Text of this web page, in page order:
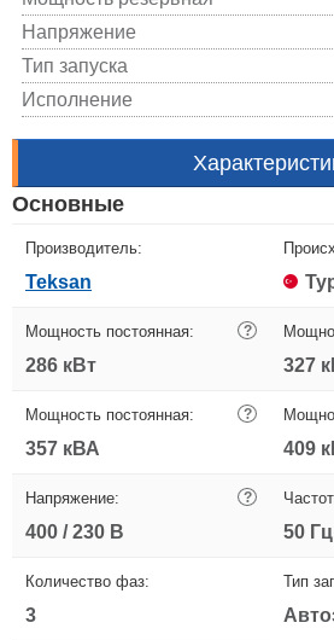
Напряжение
Тип запуска
Исполнение
Основные
Производитель:
Teksan
Мощность постоянная: ?
286 кВт 327
Мощность постоянная: ?
357 кВА 409
Напряжение: ?
400 / 230 В 50 Гц
Количество фаз:
3
Тип